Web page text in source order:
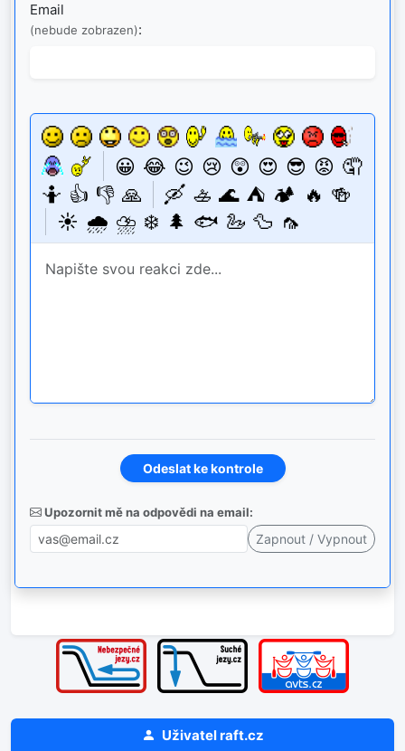
Email
(nebude zobrazen):
😀 😂 😉 😢 😲 😍 😎 😡 🤦
🤷 👍 👎 🙏 🛶 🚣 🌊 ⛺ 🏕️ 🔥 🍻
☀️ 🌧️ ⛈️ ❄️ 🌲 🐟 🦢 🦆 🦟
Upozornit mě na odpovědi na email:
Uživatelraft.cz